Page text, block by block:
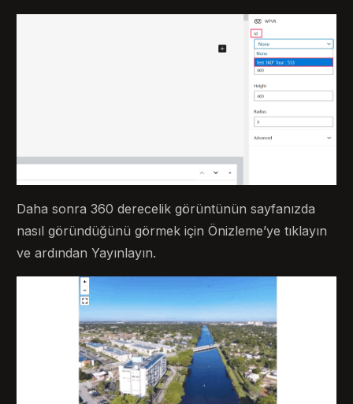
Daha sonra 360 derecelik görüntünün sayfanızda
nasıl göründüğünü görmek için Önizleme’ye tıklayın
ve ardından Yayınlayın.